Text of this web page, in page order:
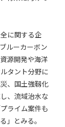
に関する企
ルーカーボン
源開発や海洋
タント分野に
、国土強靱化
、流域治水な
ライム案件も
」とみる。